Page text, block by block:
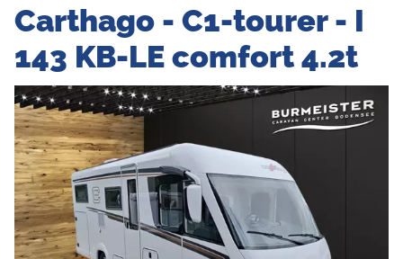
Carthago - C1-tourer - I
143 KB-LE comfort 4.2t